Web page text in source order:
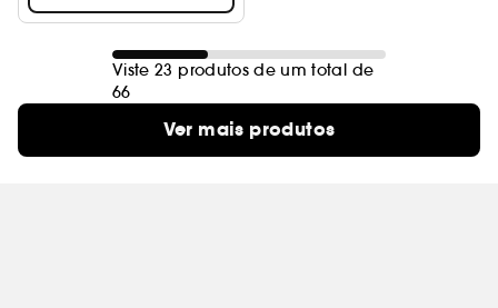
Viste 23 produtos de um total de
66
Ver mais produtos